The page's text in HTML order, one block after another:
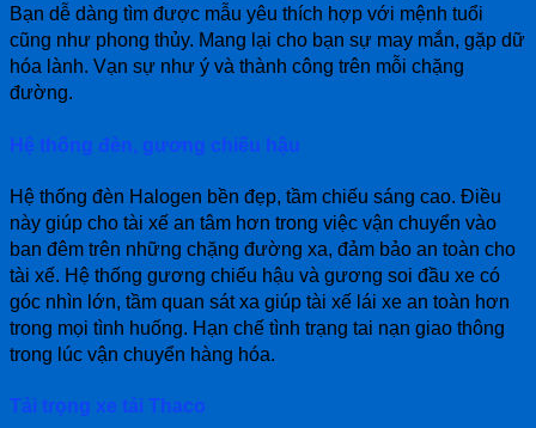
Bạn dễ dàng tìm được mẫu yêu thích hợp với mệnh tuổi
cũng như phong thủy. Mang lại cho bạn sự may mắn, gặp dữ
hóa lành. Vạn sự như ý và thành công trên mỗi chặng
đường.
Hệ thống đèn, gương chiếu hậu
Hệ thống đèn Halogen bền đẹp, tầm chiếu sáng cao. Điều
này giúp cho tài xế an tâm hơn trong việc vận chuyển vào
ban đêm trên những chặng đường xa, đảm bảo an toàn cho
tài xế. Hệ thống gương chiếu hậu và gương soi đầu xe có
góc nhìn lớn, tầm quan sát xa giúp tài xế lái xe an toàn hơn
trong mọi tình huống. Hạn chế tình trạng tai nạn giao thông
trong lúc vận chuyển hàng hóa.
Tải trọng xe tải Thaco